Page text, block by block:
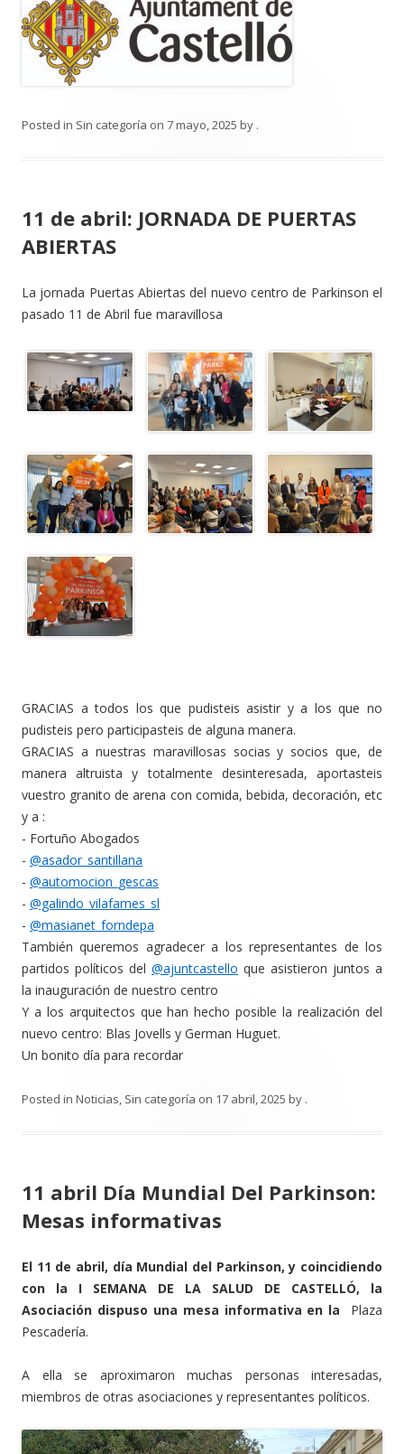
Posted in Sin categoría on 7 mayo, 2025 by .
11 de abril: JORNADA DE PUERTAS
ABIERTAS
La jornada Puertas Abiertas del nuevo centro de Parkinson el
pasado 11 de Abril fue maravillosa
GRACIAS a todos los que pudisteis asistir y a los que no
pudisteis pero participasteis de alguna manera.
GRACIAS a nuestras maravillosas socias y socios que, de
manera altruista y totalmente desinteresada, aportasteis
vuestro granito de arena con comida, bebida, decoración, etc
y a :
- Fortuño Abogados
- @asador_santillana
- @automocion_gescas
- @galindo_vilafames_sl
- @masianet_forndepa
También queremos agradecer a los representantes de los
partidos políticos del @ajuntcastello que asistieron juntos a
la inauguración de nuestro centro
Y a los arquitectos que han hecho posible la realización del
nuevo centro: Blas Jovells y German Huguet.
Un bonito día para recordar
Posted in Noticias, Sin categoría on 17 abril, 2025 by .
11 abril Día Mundial Del Parkinson:
Mesas informativas
El 11 de abril, día Mundial del Parkinson, y coincidiendo
con la I SEMANA DE LA SALUD DE CASTELLÓ, la
Asociación dispuso una mesa informativa en la
Plaza
Pescadería.
A ella se aproximaron muchas personas interesadas,
miembros de otras asociaciones y representantes políticos.